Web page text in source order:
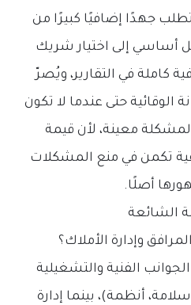
جهدًا إضافيًا كبيرًا من
أساسي إلى اختيار شريك
كاملة في التقارير، ويُصرّ
الوقائية حتى عندما لا تكون
معينة، لأن قيمة
تكمن في منع المشكلات
أصلًا.
الشائعة
وإدارة الأملاك؟
الفنية والتشغيلية
أنظمة)، بينما إدارة